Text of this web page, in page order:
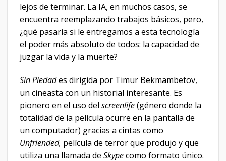
lejos de terminar. La IA, en muchos casos, se
encuentra reemplazando trabajos básicos, pero,
¿qué pasaría si le entregamos a esta tecnología
el poder más absoluto de todos: la capacidad de
juzgar la vida y la muerte?
Sin Piedades dirigida por Timur Bekmambetov,
un cineasta con un historial interesante. Es
pionero en el uso del screenlife(género donde la
totalidad de la película ocurre en la pantalla de
un computador) gracias a cintas como
Unfriended, película de terror que produjo y que
utiliza una llamada de Skypecomo formato único.